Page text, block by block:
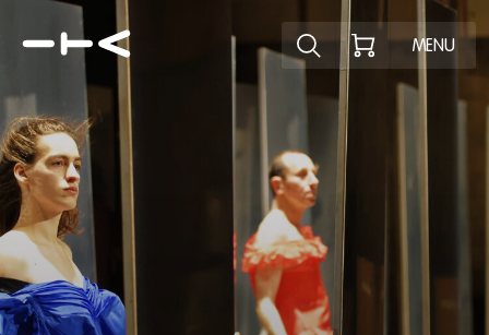
Ontdek het
MENU